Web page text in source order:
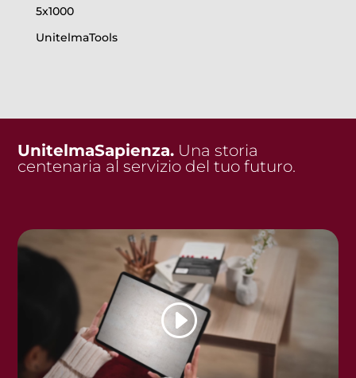
5x1000
UnitelmaTools
UnitelmaSapienza. Una storia
centenaria al servizio del tuo futuro.